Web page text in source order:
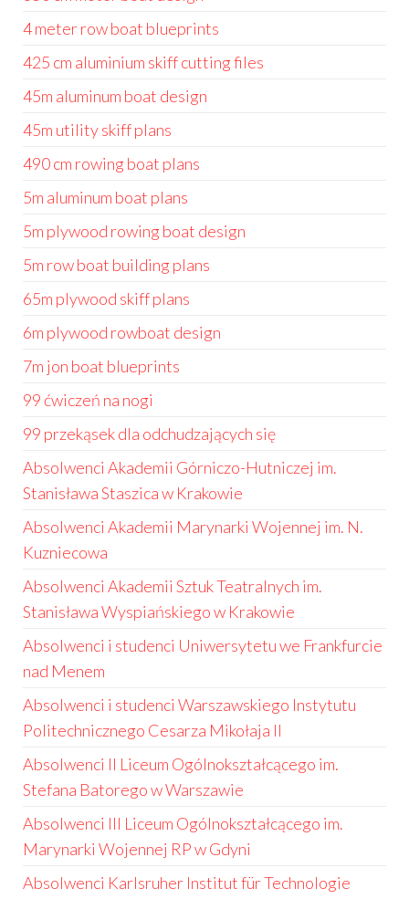
4 meter row boat blueprints
425 cm aluminium skiff cutting files
45m aluminum boat design
45m utility skiff plans
490 cm rowing boat plans
5m aluminum boat plans
5m plywood rowing boat design
5m row boat building plans
65m plywood skiff plans
6m plywood rowboat design
7m jon boat blueprints
99 ćwiczeń na nogi
99 przekąsek dla odchudzających się
Absolwenci Akademii Górniczo-Hutniczej im.
Stanisława Staszica w Krakowie
Absolwenci Akademii Marynarki Wojennej im. N.
Kuzniecowa
Absolwenci Akademii Sztuk Teatralnych im.
Stanisława Wyspiańskiego w Krakowie
Absolwenci i studenci Uniwersytetu we Frankfurcie
nad Menem
Absolwenci i studenci Warszawskiego Instytutu
Politechnicznego Cesarza Mikołaja II
Absolwenci II Liceum Ogólnokształcącego im.
Stefana Batorego w Warszawie
Absolwenci III Liceum Ogólnokształcącego im.
Marynarki Wojennej RP w Gdyni
Absolwenci Karlsruher Institut für Technologie